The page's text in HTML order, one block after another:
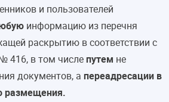
и пользователей
информацию из перечня
раскрытию в соответствии с
416, в том числепутем не
документов, а переадресации в
размещения.